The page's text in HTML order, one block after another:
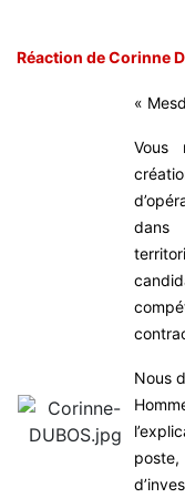
Réaction de Corinne
«
Vous
dans
Nous